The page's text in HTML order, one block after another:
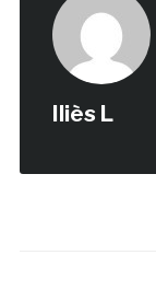
Iliès L